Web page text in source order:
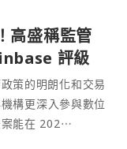
高盛稱監管
評級
策的明朗化和交易
構更深入參與數位
案能在 202⋯